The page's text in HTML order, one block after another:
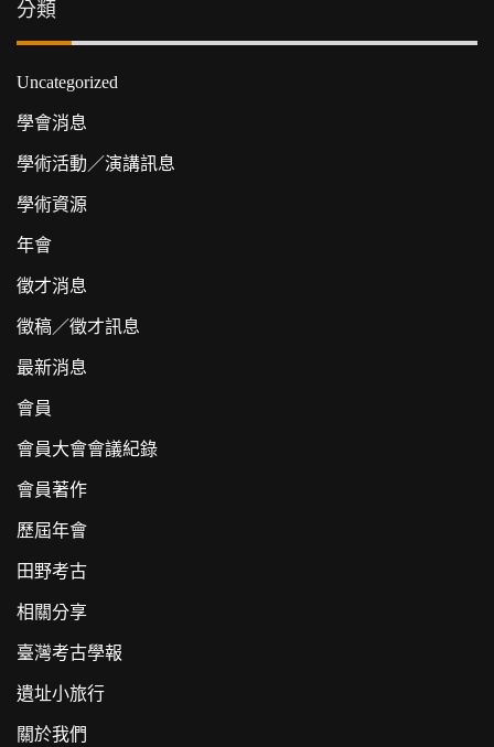
分類
Uncategorized
學會消息
學術活動／演講訊息
學術資源
年會
徵才消息
徵稿／徵才訊息
最新消息
會員
會員大會會議紀錄
會員著作
歷屆年會
田野考古
相關分享
臺灣考古學報
遺址小旅行
關於我們